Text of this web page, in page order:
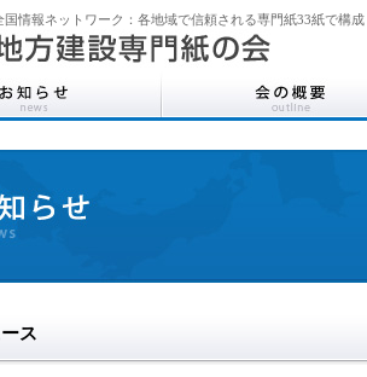
国情報ネットワーク：各地域で信頼される専門紙33紙で構成
ス